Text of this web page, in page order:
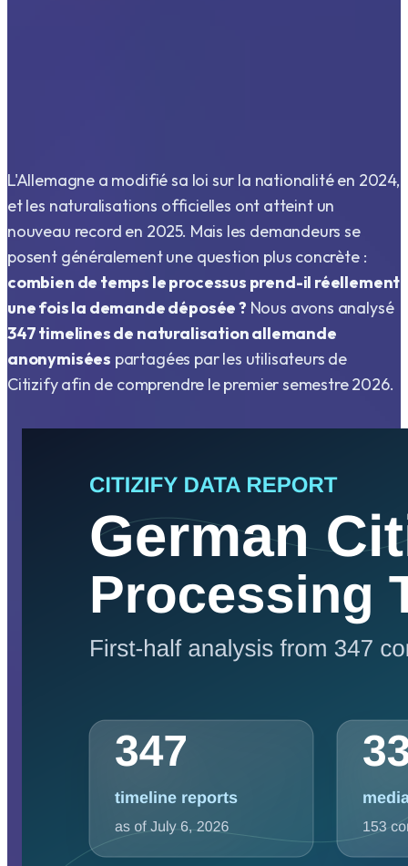
L'Allemagne a modifié sa loi sur la nationalité en 2024,
et les naturalisations officielles ont atteint un
nouveau record en 2025. Mais les demandeurs se
posent généralement une question plus concrète :
combien de temps le processus prend-il réellement
une fois la demande déposée ? Nous avons analysé
347timelines de naturalisation allemande
anonymisées partagées par les utilisateurs de
Citizify afin de comprendre le premier semestre 2026.